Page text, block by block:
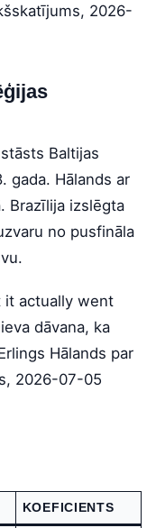
2026-
Baltijas
gada. Hālands ar
Brazīlija izslēgta
no pusfināla
it actually went
dāvana, ka
Hālands par
2026-07-05
KOEFICIENTS